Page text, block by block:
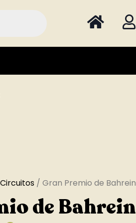
Circuitos / Gran Premio de Bahrein
de Bahrein